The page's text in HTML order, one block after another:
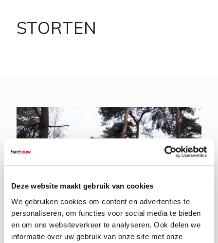
Deze website maakt gebruik van cookies
We gebruiken cookies om content en advertenties te
personaliseren, om functies voor social media te bieden
en om ons websiteverkeer te analyseren. Ook delen we
informatie over uw gebruik van onze site met onze
STORTEN